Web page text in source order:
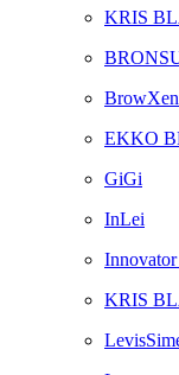
KRIS
EKKO
GiGi
InLei
KRIS